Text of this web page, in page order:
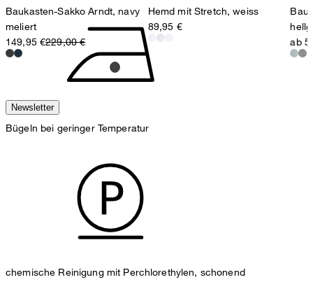
Bügeln bei geringer Temperatur
chemische Reinigung mit Perchlorethylen, schonend
Baukasten-Sakko Arndt, navy
meliert
149,95 €229,00 €
Hemd mit Stretch, weiss
89,95 €
ab
Newsletter